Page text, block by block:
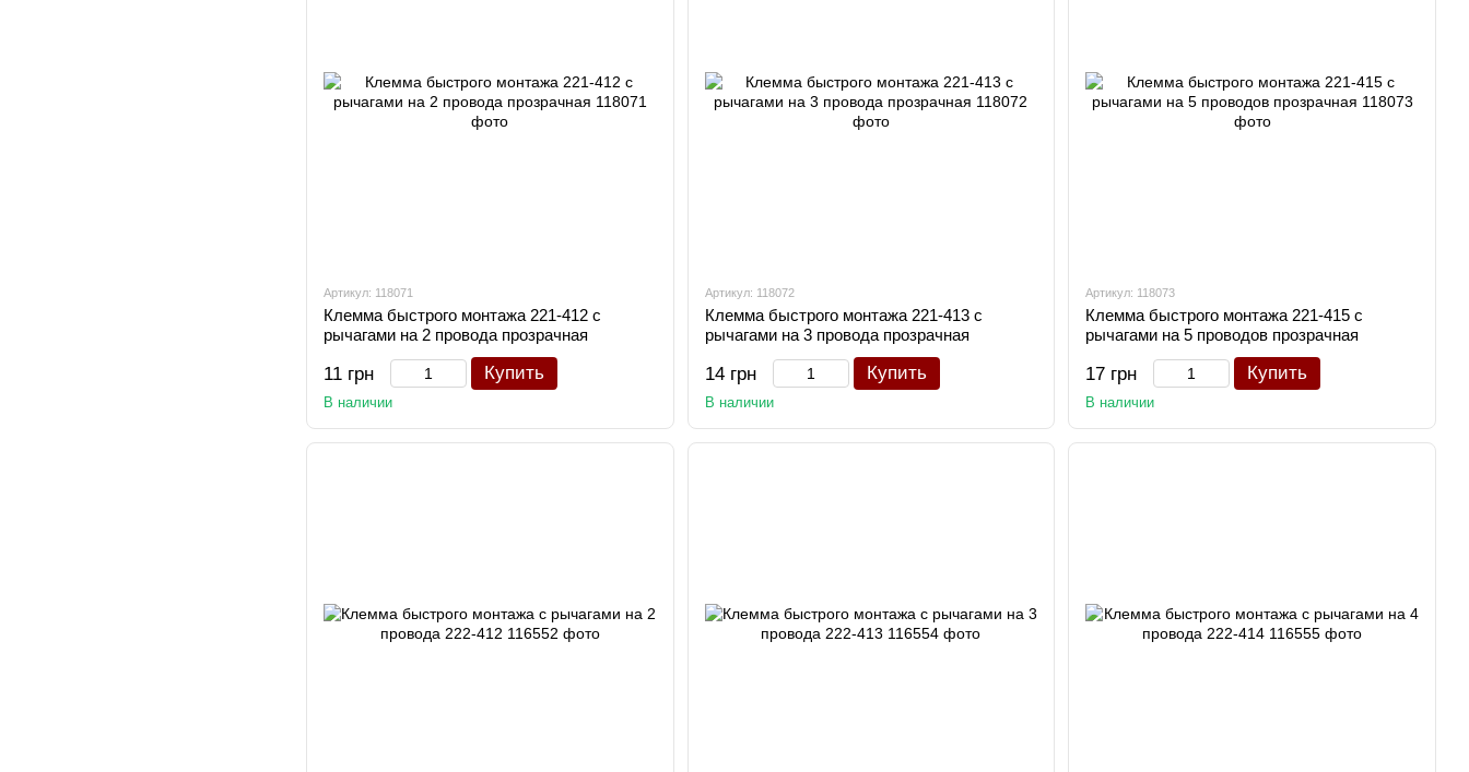
Артикул: 118071
Клемма быстрого монтажа 221-412 с
рычагами на 2 провода прозрачная
11 грн Купить
В наличии
Артикул: 118072
Клемма быстрого монтажа 221-413 с
рычагами на 3 провода прозрачная
14 грн Купить
В наличии
Артикул: 118073
Клемма быстрого монтажа 221-415 с
рычагами на 5 проводов прозрачная
17 грн Купить
В наличии